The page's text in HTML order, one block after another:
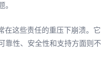
。
在这些责任的重压下崩溃。它
靠性、安全性和支持方面则不